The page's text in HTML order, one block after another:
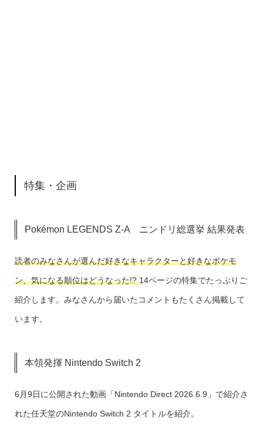
特集・企画
Pokémon LEGENDS Z-A ニンドリ総選挙 結果発表
読者のみなさんが選んだ好きなキャラクターと好きなポケモ
ン、気になる順位はどうなった!?14ページの特集でたっぷりご
紹介します。みなさんから届いたコメントもたくさん掲載して
います。
本領発揮 Nintendo Switch 2
6月9日に公開された動画「Nintendo Direct 2026.6.9」で紹介さ
れた任天堂のNintendo Switch 2 タイトルを紹介。